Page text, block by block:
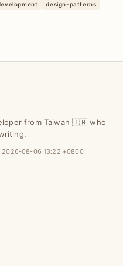
操作器，提升程式碼品質與維
design-patterns
from Taiwan 🇹🇼 who
2026-08-06 13:22 +0800